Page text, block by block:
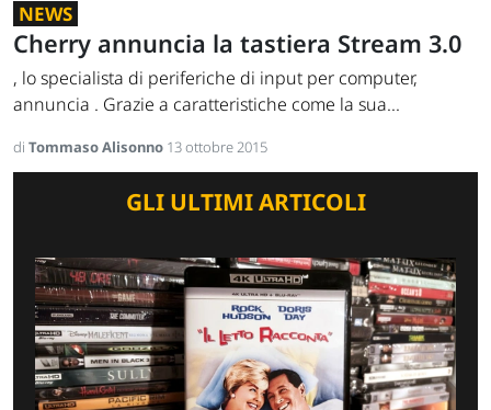
NEWS
Cherry annuncia la tastiera Stream 3.0
, lo specialista di periferiche di input per computer,
annuncia . Grazie a caratteristiche come la sua...
di Tommaso Alisonno 13 ottobre 2015
GLI ULTIMI ARTICOLI